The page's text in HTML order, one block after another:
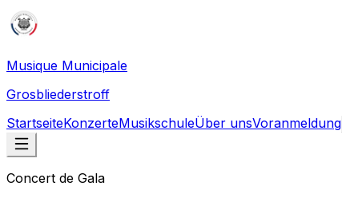
Musique Municipale
Grosbliederstroff
StartseiteKonzerteMusikschuleÜber unsVoranmeldung
Concert de Gala